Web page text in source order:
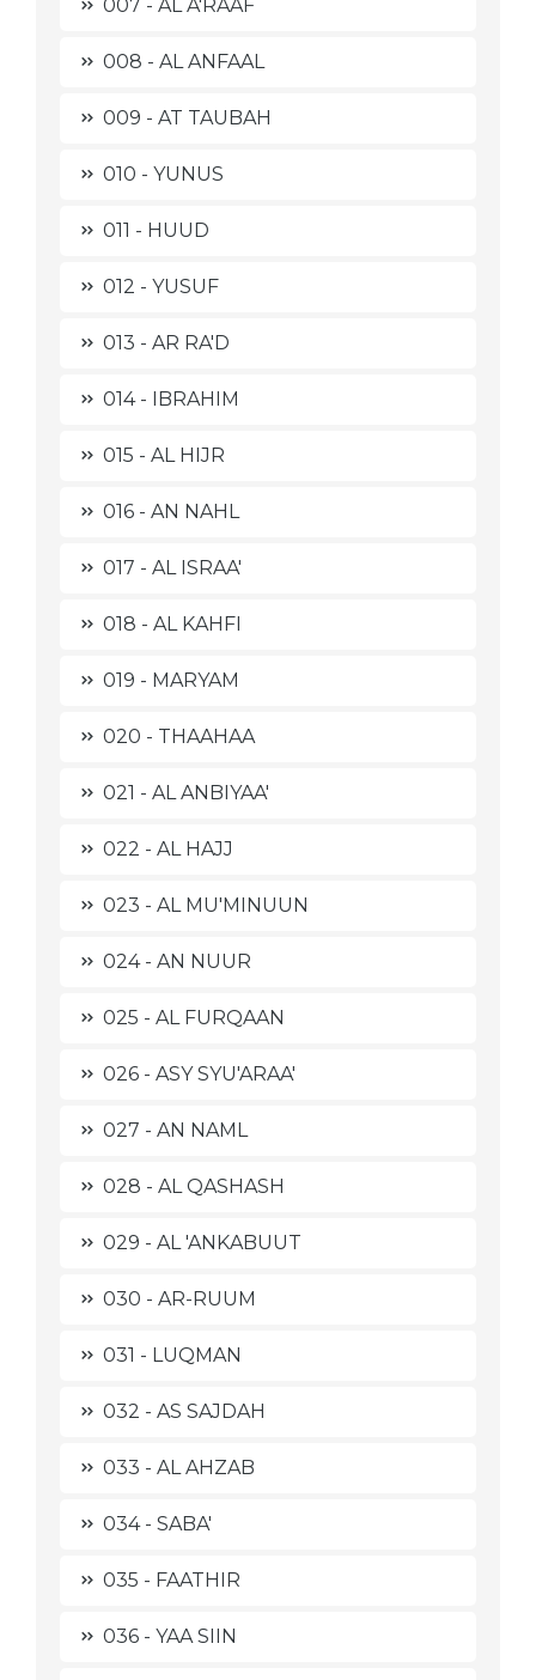
007 - AL A'RAAF
008 - AL ANFAAL
009 - AT TAUBAH
010 - YUNUS
011 - HUUD
012 - YUSUF
013 - AR RA'D
014 - IBRAHIM
015 - AL HIJR
016 - AN NAHL
017 - AL ISRAA'
018 - AL KAHFI
019 - MARYAM
020 - THAAHAA
021 - AL ANBIYAA'
022 - AL HAJJ
023 - AL MU'MINUUN
024 - AN NUUR
025 - AL FURQAAN
026 - ASY SYU'ARAA'
027 - AN NAML
028 - AL QASHASH
029 - AL 'ANKABUUT
030 - AR-RUUM
031 - LUQMAN
032 - AS SAJDAH
033 - AL AHZAB
034 - SABA'
035 - FAATHIR
036 - YAA SIIN